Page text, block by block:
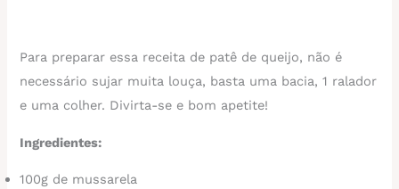
Para preparar essa receita de patê de queijo, não é
necessário sujar muita louça, basta uma bacia, 1 ralador
e uma colher. Divirta-se e bom apetite!
Ingredientes:
100g de mussarela